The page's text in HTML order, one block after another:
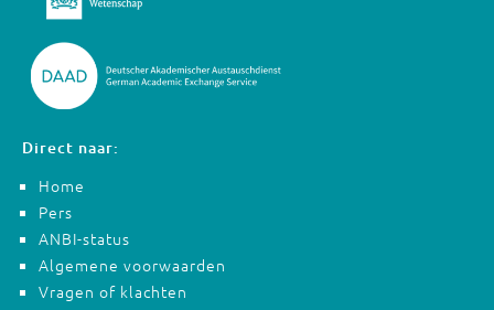
Direct naar:
Home
Pers
ANBI-status
Algemene voorwaarden
Vragen of klachten